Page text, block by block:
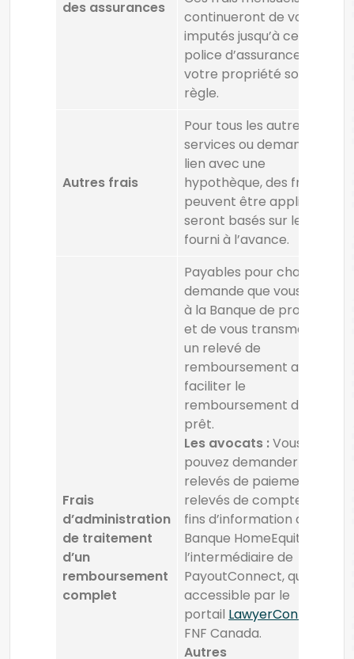
des assurances
continueront de vous être
imputés jusqu’à ce que la
police d’assurance de
votre propriété soit en
règle.
Autres frais
Pour tous les autres
services ou demandes en
lien avec une
hypothèque, des frais
peuvent être appliqués et
seront basés sur le tarif
fourni à l’avance.
Frais
d’administration
de traitement
d’un
remboursement
complet
Payables pour chaque
demande que vous faites
à la Banque de produire
et de vous transmettre
un relevé de
remboursement afin de
faciliter le
remboursement de votre
prêt.
Les avocats :Vous
pouvez demander
relevés de paiement et
relevés de compte aux
fins d’information de
Banque HomeEquity par
l’intermédiaire de
PayoutConnect, qui est
accessible par le
portail LawyerConnect
FNF Canada. ​
Autres